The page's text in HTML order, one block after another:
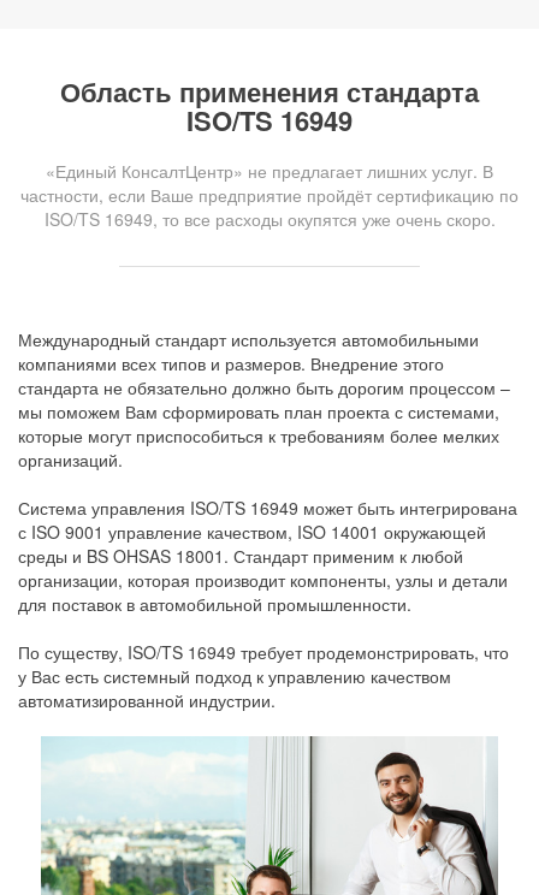
Область применения стандарта
ISO/TS 16949
«Единый КонсалтЦентр» не предлагает лишних услуг. В
частности, если Ваше предприятие пройдёт сертификацию по
ISO/TS 16949, то все расходы окупятся уже очень скоро.
Международный стандарт используется автомобильными
компаниями всех типов и размеров. Внедрение этого
стандарта не обязательно должно быть дорогим процессом –
мы поможем Вам сформировать план проекта с системами,
которые могут приспособиться к требованиям более мелких
организаций.
Система управления ISO/TS 16949 может быть интегрирована
с ISO 9001 управление качеством, ISO 14001 окружающей
среды и BS OHSAS 18001. Стандарт применим к любой
организации, которая производит компоненты, узлы и детали
для поставок в автомобильной промышленности.
По существу, ISO/TS 16949 требует продемонстрировать, что
у Вас есть системный подход к управлению качеством
автоматизированной индустрии.